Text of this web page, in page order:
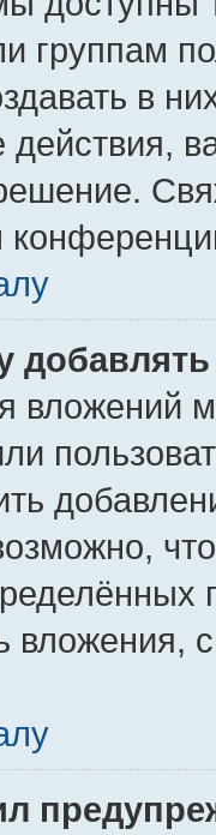
группам
в
действия,
вложений
вложения,